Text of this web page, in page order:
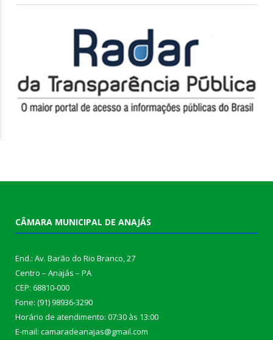
CÂMARA MUNICIPAL DE ANAJÁS
End.: Av. Barão do Rio Branco, 27
Centro – Anajás – PA
CEP: 68810-000
Fone: (91) 98936-3290
Horário de atendimento: 07:30 às 13:00
E-mail: camaradeanajas@gmail.com